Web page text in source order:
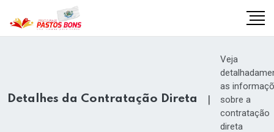
Detalhes da Contratação Direta |
Veja
as
sobre a
contratação
direta